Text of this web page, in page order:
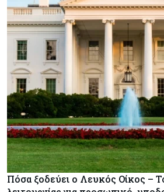
Πόσα ξοδεύει ο Λευκός Οίκος –